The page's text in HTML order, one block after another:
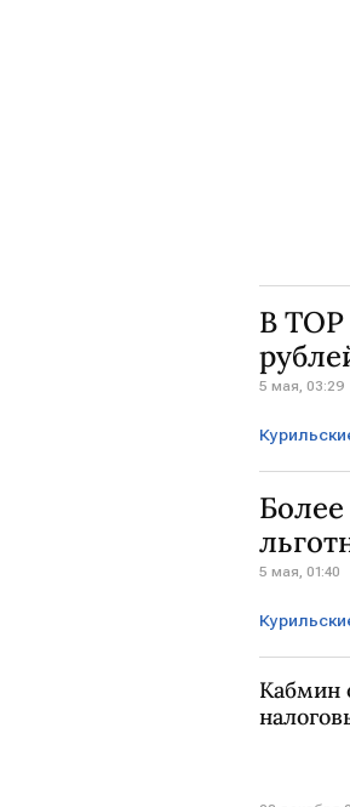
В ТОР
5 мая, 03:29
5 мая, 01:40
Кабмин